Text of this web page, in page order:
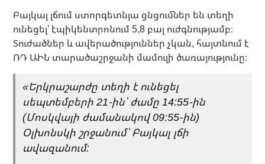
Բայկալ լճում ստորգետնյա ցնցումներ են տեղի
ունեցել՝ էպիկենտրոնում 5,8 բալ ուժգնությամբ։
Տուժածներ և ավերածություններ չկան, հայտնում է
ՌԴ ԱԻՆ տարածաշրջանի մամուլի ծառայությունը։
«Երկրաշարժը տեղի է ունեցել
սեպտեմբերի 21-ին՝ ժամը 14:55-ին
(Մոսկվայի ժամանակով 09:55-ին)
Օլխոնսկի շրջանում՝ Բայկալ լճի
ավազանում: